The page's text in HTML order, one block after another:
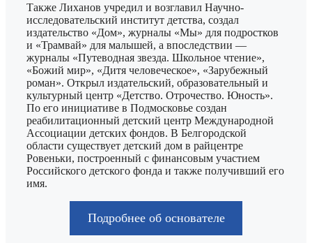
Также Лиханов учредил и возглавил Научно-
исследовательский институт детства, создал
издательство «Дом», журналы «Мы» для подростков
и «Трамвай» для малышей, а впоследствии —
журналы «Путеводная звезда. Школьное чтение»,
«Божий мир», «Дитя человеческое», «Зарубежный
роман». Открыл издательский, образовательный и
культурный центр «Детство. Отрочество. Юность».
По его инициативе в Подмосковье создан
реабилитационный детский центр Международной
Ассоциации детских фондов. В Белгородской
области существует детский дом в райцентре
Ровеньки, построенный с финансовым участием
Российского детского фонда и также получивший его
имя.
Подробнее об основателе